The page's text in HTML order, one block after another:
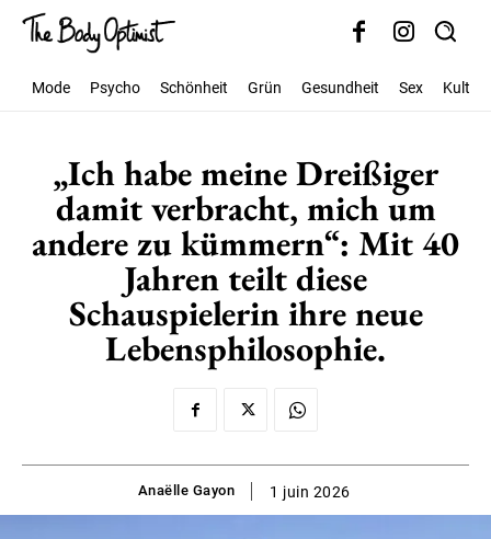
Mode Psycho Schönheit Grün Gesundheit Sex Kultur
„Ich habe meine Dreißiger
damit verbracht, mich um
andere zu kümmern“: Mit 40
Jahren teilt diese
Schauspielerin ihre neue
Lebensphilosophie.
Anaëlle Gayon 1 juin 2026